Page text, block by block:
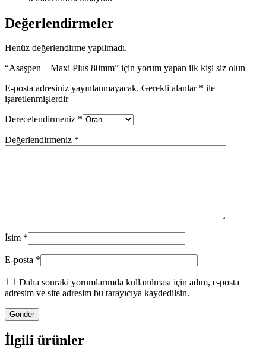
Değerlendirmeler
Henüz değerlendirme yapılmadı.
“Asaşpen – Maxi Plus 80mm” için yorum yapan ilk kişi siz olun
E-posta adresiniz yayınlanmayacak. Gerekli alanlar * ile
işaretlenmişlerdir
Derecelendirmeniz *
Değerlendirmeniz *
İsim *
E-posta *
Daha sonraki yorumlarımda kullanılması için adım, e-posta
adresim ve site adresim bu tarayıcıya kaydedilsin.
İlgili ürünler